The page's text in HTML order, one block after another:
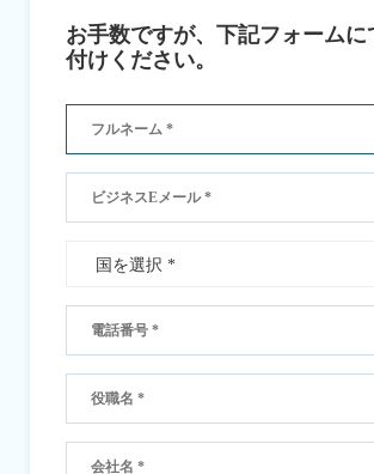
お手数ですが、下記フォームに
付けください。